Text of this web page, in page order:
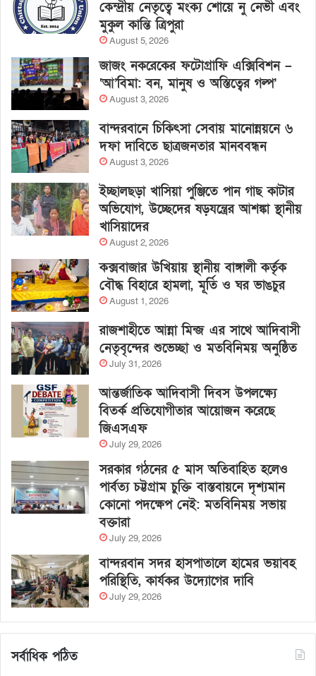
কেন্দ্রীয় নেতৃত্বে মংক্য শোয়ে নু নেভী এবং
মুকুল কান্তি ত্রিপুরা
August 5, 2026
জাজং নকরেকের ফটোগ্রাফি এক্সিবিশন –
‘আ’বিমা: বন, মানুষ ও অস্তিত্বের গল্প’
August 3, 2026
বান্দরবানে চিকিৎসা সেবায় মানোন্নয়নে ৬
দফা দাবিতে ছাত্রজনতার মানববন্ধন
August 3, 2026
ইচ্ছালছড়া খাসিয়া পুঞ্জিতে পান গাছ কাটার
অভিযোগ, উচ্ছেদের ষড়যন্ত্রের আশঙ্কা স্থানীয়
খাসিয়াদের
August 2, 2026
কক্সবাজার উখিয়ায় স্থানীয় বাঙ্গালী কর্তৃক
বৌদ্ধ বিহারে হামলা, মূর্তি ও ঘর ভাঙচুর
August 1, 2026
রাজশাহীতে আন্না মিন্জ এর সাথে আদিবাসী
নেতৃবৃন্দের শুভেচ্ছা ও মতবিনিময় অনুষ্ঠিত
July 31, 2026
আন্তর্জাতিক আদিবাসী দিবস উপলক্ষ্যে
বিতর্ক প্রতিযোগীতার আয়োজন করেছে
জিএসএফ
July 29, 2026
সরকার গঠনের ৫ মাস অতিবাহিত হলেও
পার্বত্য চট্টগ্রাম চুক্তি বাস্তবায়নে দৃশ্যমান
কোনো পদক্ষেপ নেই: মতবিনিময় সভায়
বক্তারা
July 29, 2026
বান্দরবান সদর হাসপাতালে হামের ভয়াবহ
পরিস্থিতি, কার্যকর উদ্যোগের দাবি
July 29, 2026
সর্বাধিক পঠিত